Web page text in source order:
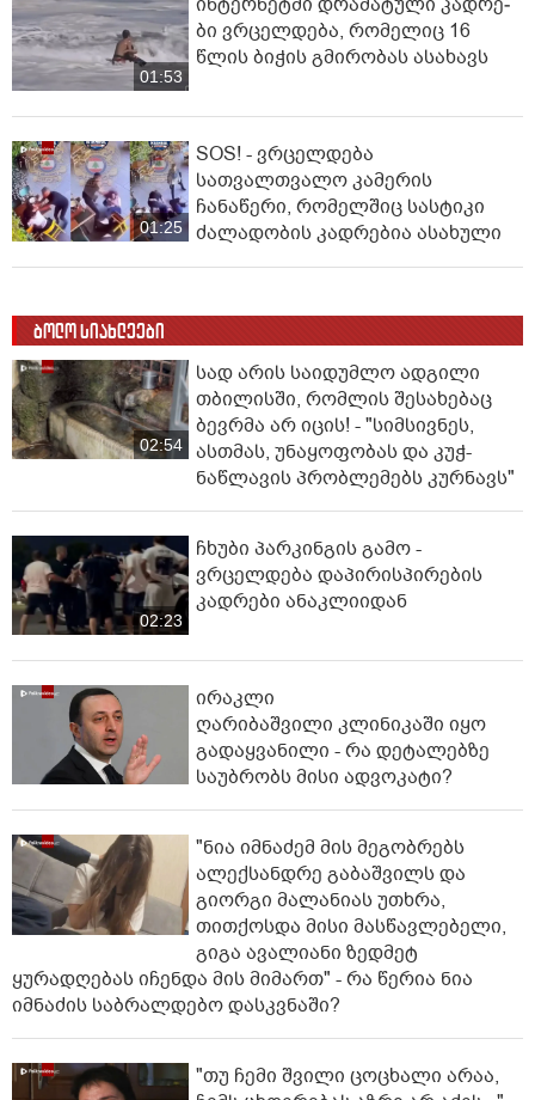
01:53
ბი ვრცელდება, რომელიც 16
წლის ბიჭის გმირობას ასახავს
01:25
SOS! - ვრცელდება
სათვალთვალო კამერის
ჩანაწერი, რომელშიც სასტიკი
ძალადობის კადრებია ასახული
ბოლო სიახლეები
02:54
სად არის საიდუმლო ადგილი
თბილისში, რომლის შესახებაც
ბევრმა არ იცის! - "სიმსივნეს,
ასთმას, უნაყოფობას და კუჭ-
ნაწლავის პრობლემებს კურნავს"
02:23
ჩხუბი პარკინგის გამო -
ვრცელდება დაპირისპირების
კადრები ანაკლიიდან
ირაკლი
ღარიბაშვილი კლინიკაში იყო
გადაყვანილი - რა დეტალებზე
საუბრობს მისი ადვოკატი?
"ნია იმნაძემ მის მეგობრებს
ალექსანდრე გაბაშვილს და
გიორგი მალანიას უთხრა,
თითქოსდა მისი მასწავლებელი,
გიგა ავალიანი ზედმეტ
ყურადღებას იჩენდა მის მიმართ" - რა წერია ნია
იმნაძის საბრალდებო დასკვნაში?
"თუ ჩემი შვილი ცოცხალი არაა,